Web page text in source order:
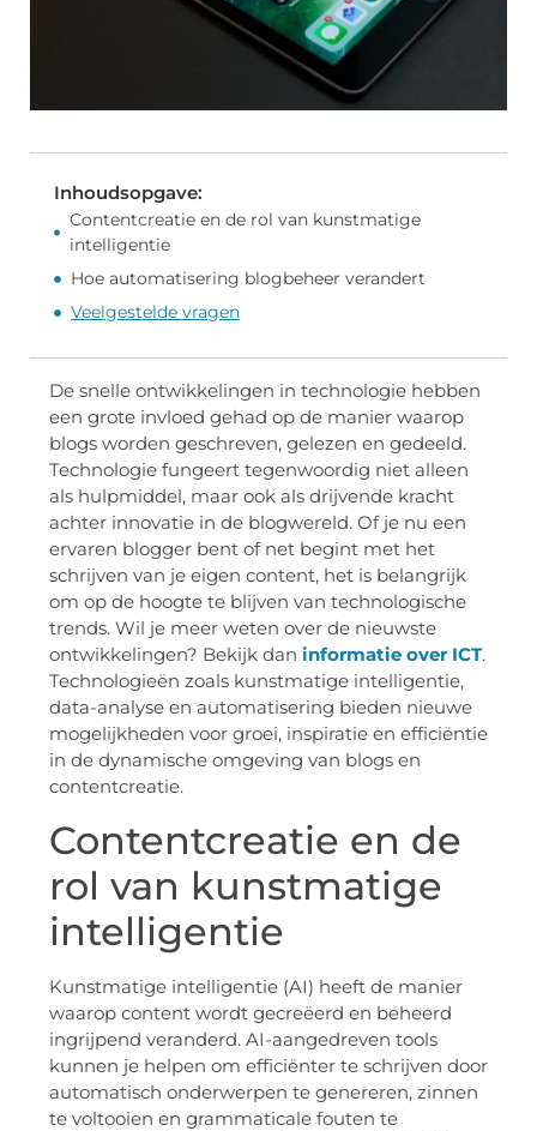
Inhoudsopgave:
Contentcreatie en de rol van kunstmatige
intelligentie
Hoe automatisering blogbeheer verandert
Veelgestelde vragen
De snelle ontwikkelingen in technologie hebben
een grote invloed gehad op de manier waarop
blogs worden geschreven, gelezen en gedeeld.
Technologie fungeert tegenwoordig niet alleen
als hulpmiddel, maar ook als drijvende kracht
achter innovatie in de blogwereld. Of je nu een
ervaren blogger bent of net begint met het
schrijven van je eigen content, het is belangrijk
om op de hoogte te blijven van technologische
trends. Wil je meer weten over de nieuwste
ontwikkelingen? Bekijk dan informatie over ICT.
Technologieën zoals kunstmatige intelligentie,
data-analyse en automatisering bieden nieuwe
mogelijkheden voor groei, inspiratie en efficiëntie
in de dynamische omgeving van blogs en
contentcreatie.
Contentcreatie en de
rol van kunstmatige
intelligentie
Kunstmatige intelligentie (AI) heeft de manier
waarop content wordt gecreëerd en beheerd
ingrijpend veranderd. AI-aangedreven tools
kunnen je helpen om efficiënter te schrijven door
automatisch onderwerpen te genereren, zinnen
te voltooien en grammaticale fouten te